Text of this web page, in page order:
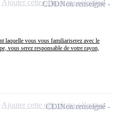
laquelle vous vous familiariserez avec le
vous serez responsable de votre rayon,
CDDNon renseigné
Ajouter cette offre à ma sélection
CDINon renseigné
Ajouter cette offre à ma sélection